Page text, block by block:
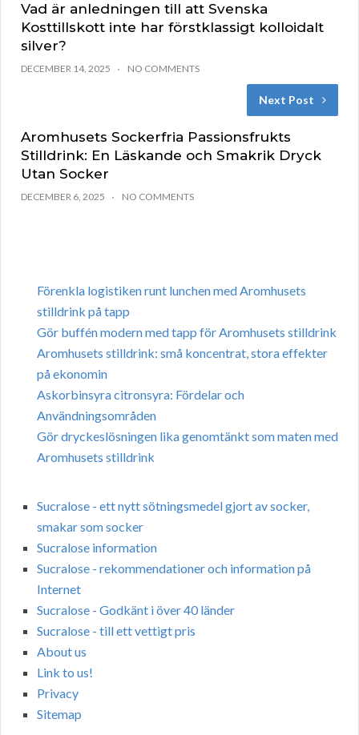
Vad är anledningen till att Svenska
Kosttillskott inte har förstklassigt kolloidalt
silver?
DECEMBER 14, 2025 NO COMMENTS
Next Post
Aromhusets Sockerfria Passionsfrukts
Stilldrink: En Läskande och Smakrik Dryck
Utan Socker
DECEMBER 6, 2025 NO COMMENTS
Förenkla logistiken runt lunchen med Aromhusets
stilldrink på tapp
Gör buffén modern med tapp för Aromhusets stilldrink
Aromhusets stilldrink: små koncentrat, stora effekter
på ekonomin
Askorbinsyra citronsyra: Fördelar och
Användningsområden
Gör dryckeslösningen lika genomtänkt som maten med
Aromhusets stilldrink
Sucralose - ett nytt sötningsmedel gjort av socker,
smakar som socker
Sucralose information
Sucralose - rekommendationer och information på
Internet
Sucralose - Godkänt i över 40 länder
Sucralose - till ett vettigt pris
About us
Link to us!
Privacy
Sitemap